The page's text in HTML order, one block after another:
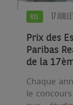
RSE 17
Prix des
Paribas
de la
Chaque
le